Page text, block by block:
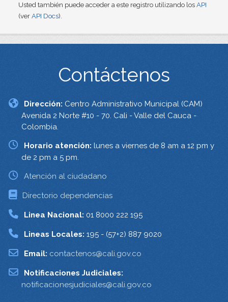
Usted también puede acceder a este registro utilizando los API
(ver API Docs).
Contáctenos
Dirección: Centro Administrativo Municipal (CAM)
Avenida 2 Norte #10 - 70. Cali - Valle del Cauca -
Colombia.
Horario atención: lunes a viernes de 8 am a 12 pm y
de 2 pm a 5 pm.
Atención al ciudadano
Directorio dependencias
Linea Nacional: 01 8000 222 195
Lineas Locales: 195 - (57+2) 887 9020
Email: contactenos@cali.gov.co
Notificaciones Judiciales:
notificacionesjudiciales@cali.gov.co